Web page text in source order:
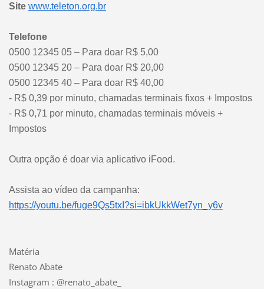
Site www.teleton.org.br
Telefone
0500 12345 05 – Para doar R$ 5,00
0500 12345 20 – Para doar R$ 20,00
0500 12345 40 – Para doar R$ 40,00
- R$ 0,39 por minuto, chamadas terminais fixos + Impostos
- R$ 0,71 por minuto, chamadas terminais móveis +
Impostos
Outra opção é doar via aplicativo iFood.
Assista ao vídeo da campanha:
https://youtu.be/fuge9Qs5txI?si=ibkUkkWet7yn_y6v
Matéria
Renato Abate
Instagram : @renato_abate_